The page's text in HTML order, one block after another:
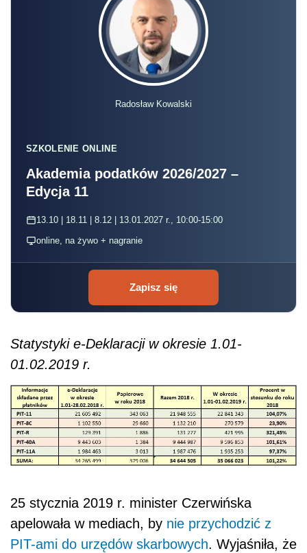
Radosław Kowalski
SZKOLENIE ONLINE
Akademia podatków 2026/2027 –
Edycja 11
13.10 | 18.11 | 8.12 | 13.01.2027 r., 10:00-15:00
online, na żywo + nagranie
Zapisz się
Statystyki e-Deklaracji w okresie 1.01-
01.02.2019 r.
25 stycznia 2019 r. minister Czerwińska
apelowała w mediach, by nie przychodzić z
PIT-ami do urzędów skarbowych. Wyjaśniła, że